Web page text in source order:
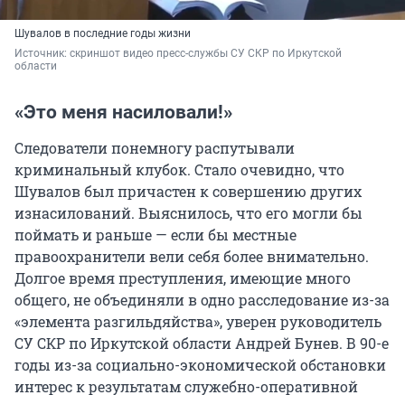
Шувалов в последние годы жизни
Источник: скриншот видео пресс-службы СУ СКР по Иркутской
области
«Это меня насиловали!»
Следователи понемногу распутывали
криминальный клубок. Стало очевидно, что
Шувалов был причастен к совершению других
изнасилований. Выяснилось, что его могли бы
поймать и раньше — если бы местные
правоохранители вели себя более внимательно.
Долгое время преступления, имеющие много
общего, не объединяли в одно расследование из-за
«элемента разгильдяйства», уверен руководитель
СУ СКР по Иркутской области Андрей Бунев. В 90-е
годы из-за социально-экономической обстановки
интерес к результатам служебно-оперативной